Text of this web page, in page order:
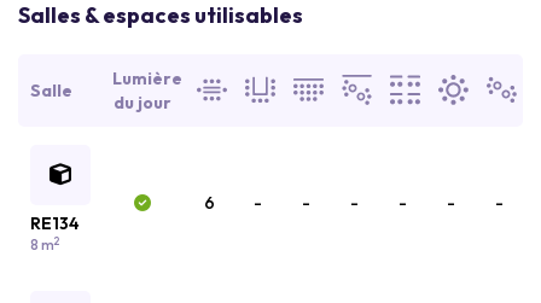
Salles & espaces utilisables
Salle
Lumière
du jour
RE134
8 m2
6 - - - - - -